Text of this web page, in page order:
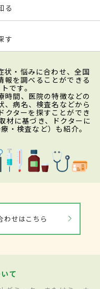
る
す
状・悩みに合わせ、全国
報を調べることができる
です。
時間、医院の特徴などの
、病名、検査名などから
クターを探すことができ
材に基づき、ドクターに
・検査など）も紹介。
わせはこちら
て